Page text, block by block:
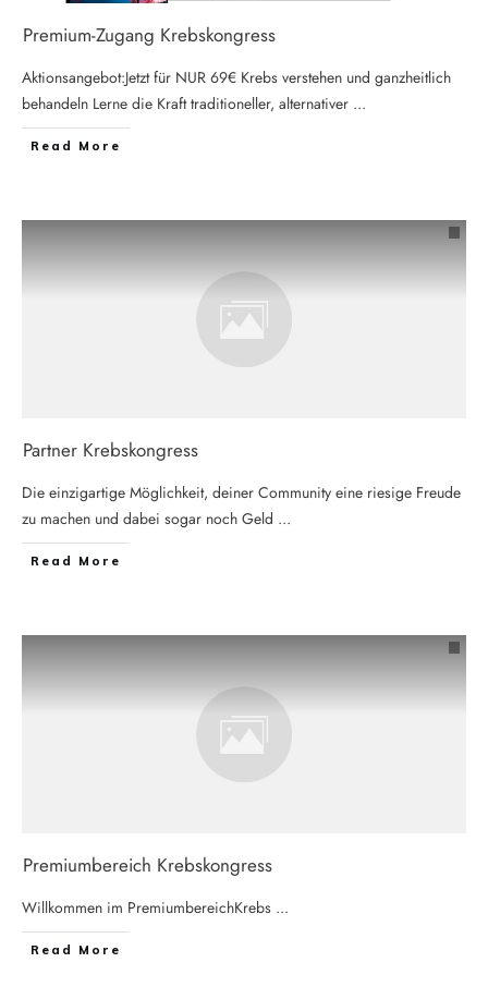
Premium-Zugang Krebskongress
Aktionsangebot:Jetzt für NUR 69€ Krebs verstehen und ganzheitlich
behandeln Lerne die Kraft traditioneller, alternativer ...
Read More
Partner Krebskongress
Die einzigartige Möglichkeit, deiner Community eine riesige Freude
zu machen und dabei sogar noch Geld ...
Read More
Premiumbereich Krebskongress
Willkommen im PremiumbereichKrebs ...
Read More